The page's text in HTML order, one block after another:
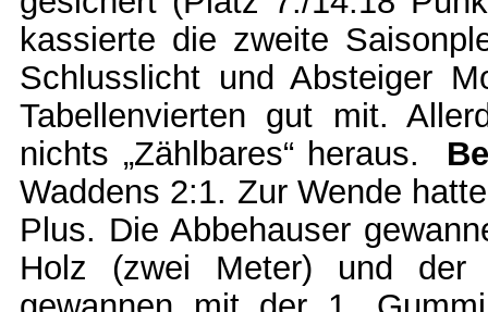
kassierte die zweite
Schlusslicht und Absteiger
Tabellenvierten gut mit.
nichts „Zählbares“ heraus.
Waddens 2:1. Zur Wende
Plus. Die Abbehauser
Holz (zwei Meter) und